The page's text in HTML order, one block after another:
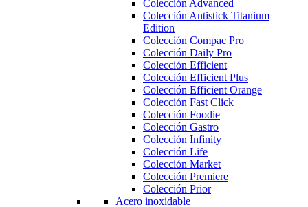
Colección Advanced
Colección Antistick Titanium
Edition
Colección Compac Pro
Colección Daily Pro
Colección Efficient
Colección Efficient Plus
Colección Efficient Orange
Colección Fast Click
Colección Foodie
Colección Gastro
Colección Infinity
Colección Life
Colección Market
Colección Premiere
Colección Prior
Acero inoxidable